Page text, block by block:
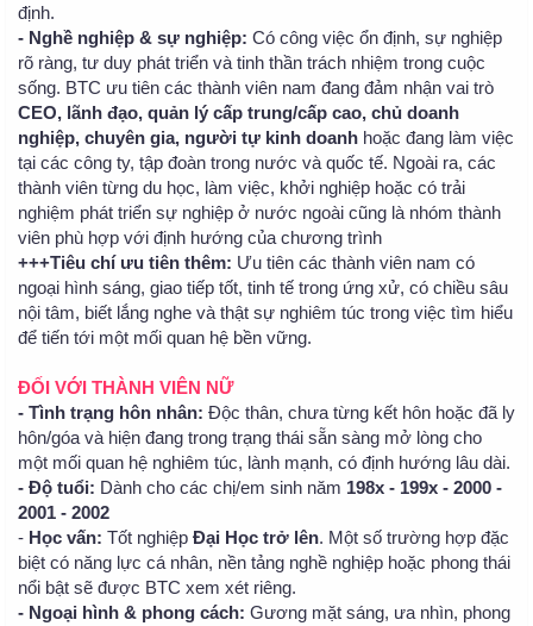
định.
- Nghề nghiệp & sự nghiệp: Có công việc ổn định, sự nghiệp
rõ ràng, tư duy phát triển và tinh thần trách nhiệm trong cuộc
sống. BTC ưu tiên các thành viên nam đang đảm nhận vai trò
CEO, lãnh đạo, quản lý cấp trung/cấp cao, chủ doanh
nghiệp, chuyên gia, người tự kinh doanh hoặc đang làm việc
tại các công ty, tập đoàn trong nước và quốc tế. Ngoài ra, các
thành viên từng du học, làm việc, khởi nghiệp hoặc có trải
nghiệm phát triển sự nghiệp ở nước ngoài cũng là nhóm thành
viên phù hợp với định hướng của chương trình
+++Tiêu chí ưu tiên thêm: Ưu tiên các thành viên nam có
ngoại hình sáng, giao tiếp tốt, tinh tế trong ứng xử, có chiều sâu
nội tâm, biết lắng nghe và thật sự nghiêm túc trong việc tìm hiểu
để tiến tới một mối quan hệ bền vững.
ĐỐI VỚI THÀNH VIÊN NỮ
- Tình trạng hôn nhân: Độc thân, chưa từng kết hôn hoặc đã ly
hôn/góa và hiện đang trong trạng thái sẵn sàng mở lòng cho
một mối quan hệ nghiêm túc, lành mạnh, có định hướng lâu dài.
- Độ tuổi: Dành cho các chị/em sinh năm 198x - 199x - 2000 -
2001 - 2002
- Học vấn: Tốt nghiệp Đại Học trở lên. Một số trường hợp đặc
biệt có năng lực cá nhân, nền tảng nghề nghiệp hoặc phong thái
nổi bật sẽ được BTC xem xét riêng.
- Ngoại hình & phong cách: Gương mặt sáng, ưa nhìn, phong